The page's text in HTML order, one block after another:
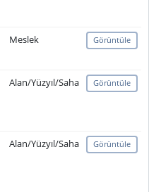
Meslek Görüntüle
Alan/Yüzyıl/Saha Görüntüle
Alan/Yüzyıl/Saha Görüntüle